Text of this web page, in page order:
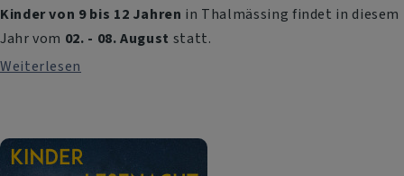
Kinder von 9 bis 12 Jahren in Thalmässing findet in diesem
Jahr vom 02. - 08. August statt.
Weiterlesen
-
jetzt